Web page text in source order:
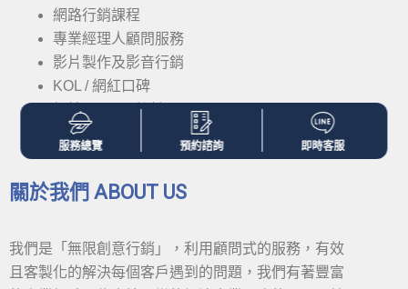
網路行銷課程
專業經理人顧問服務
影片製作及影音行銷
KOL / 網紅口碑
網站 UI / UX 設計
關於我們 ABOUT US
我們是「無限創意行銷」，利用顧問式的服務，有效
且客製化的解決每個客戶遇到的問題，我們有著豐富
服務總覽 預約諮詢 即時客服